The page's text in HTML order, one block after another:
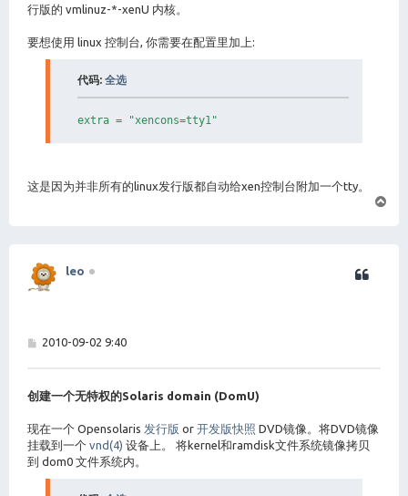
行版的 vmlinuz-*-xenU 内核。
要想使用 linux 控制台, 你需要在配置里加上:
代码: 全选
extra = "xencons=tty1"
这是因为并非所有的linux发行版都自动给xen控制台附加一个tty。
leo
帖
2010-09-02 9:40
创建一个无特权的Solaris domain (DomU)
现在一个 Opensolaris 发行版 or 开发版快照 DVD镜像。将DVD镜像
挂载到一个 vnd(4) 设备上。 将kernel和ramdisk文件系统镜像拷贝
到 dom0 文件系统内。